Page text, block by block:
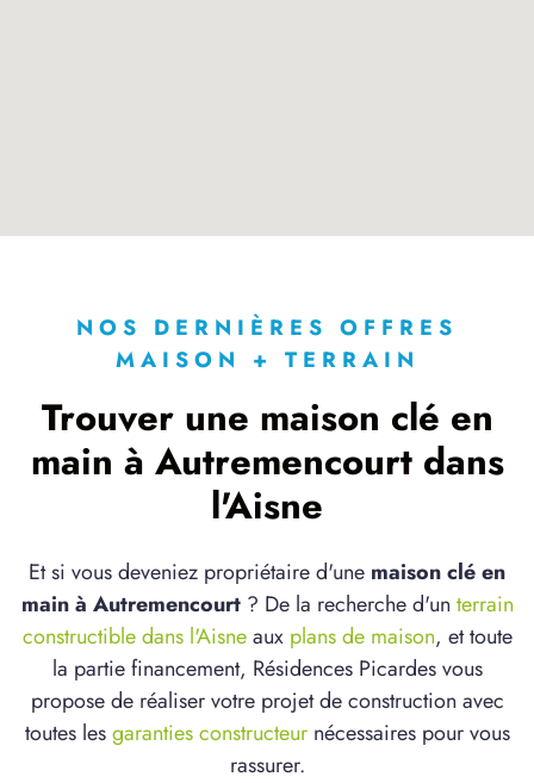
NOS DERNIÈRES OFFRES
MAISON + TERRAIN
Trouver une maison clé en
main à Autremencourt dans
l'Aisne
Et si vous deveniez propriétaire d'une maison clé en
main à Autremencourt? De la recherche d'un terrain
constructible dans l'Aisneaux plans de maison, et toute
la partie financement, Résidences Picardes vous
propose de réaliser votre projet de construction avec
toutes lesgaranties constructeurnécessaires pour vous
rassurer.